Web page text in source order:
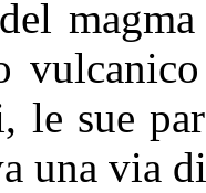
le sue
una via